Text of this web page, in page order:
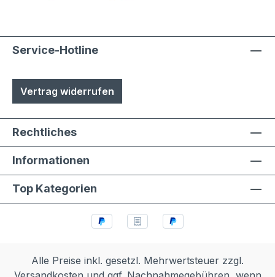
Service-Hotline
Vertrag widerrufen
Rechtliches
Informationen
Top Kategorien
Alle Preise inkl. gesetzl. Mehrwertsteuer zzgl.